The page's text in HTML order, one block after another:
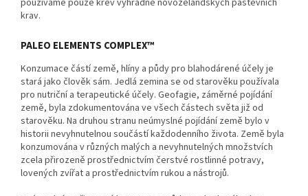
krav.
PALEO ELEMENTS COMPLEX™
Konzumace částí země, hlíny a půdy pro blahodárené účely je
stará jako člověk sám. Jedlá zemina se od starověku používala
pro nutriční a terapeutické účely. Geofagie, záměrné pojídání
země, byla zdokumentována ve všech částech světa již od
starověku. Na druhou stranu neúmyslné pojídání země bylo v
historii nevyhnutelnou součástí každodenního života. Země byla
konzumována v různých malých a nevyhnutelných množstvích
zcela přirozeně prostřednictvím čerstvé rostlinné potravy,
lovených zvířat a prostřednictvím rukou a nástrojů.